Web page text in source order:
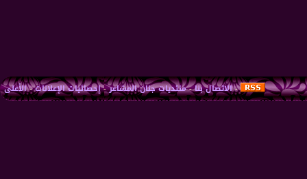
-الاتصال بنا-منتديات جنان المشاعر-إحصائيات الإعلانات-الأعلى